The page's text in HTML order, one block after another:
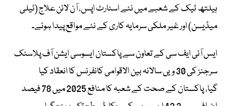
ہیلتھ ٹیک کے شعبے میں نئے اسٹارٹ اپس، آن لائن علاج (ٹیلی
میڈیسن) اور غیر ملکی سرمایہ کاری کے نئے مواقع پیدا ہوئے۔
ایس آئی ایف سی کے تعاون سے پاکستان ایسوسی ایشن آف پلاسٹک
سرجنز کی 30 ویں سالانہ بین الاقوامی کانفرنس کا انعقاد کیا
گیا، پاکستان کے صحت کے شعبہ کا منافع 2025 میں 78 فیصد